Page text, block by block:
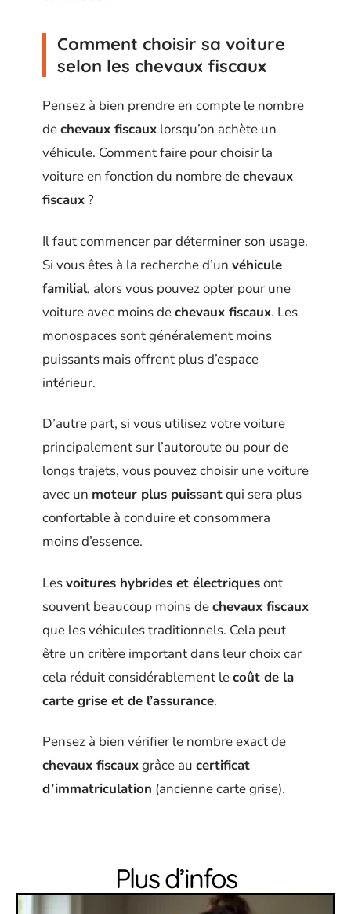
Comment choisir sa voiture
selon les chevaux fiscaux
Pensez à bien prendre en compte le nombre
dechevaux fiscaux lorsqu’on achète un
véhicule. Comment faire pour choisir la
voiture en fonction du nombre dechevaux
fiscaux?
Il faut commencer par déterminer son usage.
Si vous êtes à la recherche d’un véhicule
familial, alors vous pouvez opter pour une
voiture avec moins dechevaux fiscaux. Les
monospaces sont généralement moins
puissants mais offrent plus d’espace
intérieur.
D’autre part, si vous utilisez votre voiture
principalement sur l’autoroute ou pour de
longs trajets, vous pouvez choisir une voiture
avec un moteur plus puissantqui sera plus
confortable à conduire et consommera
moins d’essence.
Lesvoitures hybrides et électriquesont
souvent beaucoup moins dechevaux fiscaux
que les véhicules traditionnels. Cela peut
être un critère important dans leur choix car
cela réduit considérablement lecoût de la
carte grise et de l’assurance.
Pensez à bien vérifier le nombre exact de
chevaux fiscauxgrâce au certificat
d’immatriculation (ancienne carte grise).
Plus d’infos